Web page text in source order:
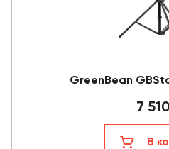
GreenBean
7
В